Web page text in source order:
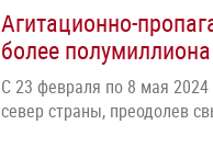
Агитационно-
более
С 23 февраля по 8 мая 2024
север страны, преодолев